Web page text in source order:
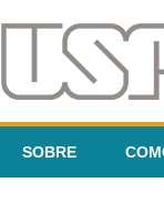
SOBRE